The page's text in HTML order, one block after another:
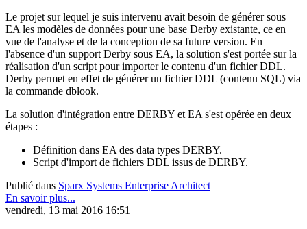
Le projet sur lequel je suis intervenu avait besoin de générer sous
EA les modèles de données pour une base Derby existante, ce en
vue de l'analyse et de la conception de sa future version. En
l'absence d'un support Derby sous EA, la solution s'est portée sur la
réalisation d'un script pour importer le contenu d'un fichier DDL.
Derby permet en effet de générer un fichier DDL (contenu SQL) via
la commande dblook.
La solution d'intégration entre DERBY et EA s'est opérée en deux
étapes :
Définition dans EA des data types DERBY.
Script d'import de fichiers DDL issus de DERBY.
Publié dans Sparx Systems Enterprise Architect
En savoir plus...
vendredi, 13 mai 2016 16:51